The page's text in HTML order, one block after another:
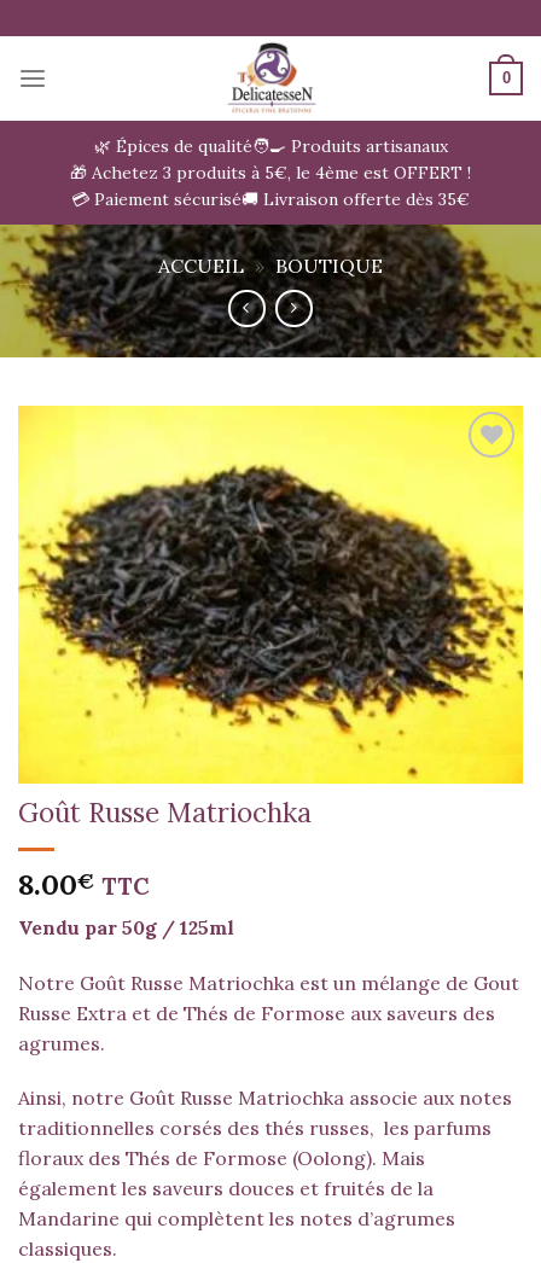
au
contenu
0
🌿 Épices de qualité🧑‍🍳 Produits artisanaux
🎁 Achetez 3 produits à 5€, le 4ème est OFFERT !
💳 Paiement sécurisé🚚 Livraison offerte dès 35€
ACCUEIL » BOUTIQUE
Goût Russe Matriochka
8.00€ TTC
Vendu par 50g / 125ml
Notre Goût Russe Matriochka est un mélange de Gout
Russe Extra et de Thés de Formose aux saveurs des
agrumes.
Ainsi, notre Goût Russe Matriochka associe aux notes
traditionnelles corsés des thés russes, les parfums
floraux des Thés de Formose (Oolong). Mais
également les saveurs douces et fruités de la
Mandarine qui complètent les notes d’agrumes
classiques.